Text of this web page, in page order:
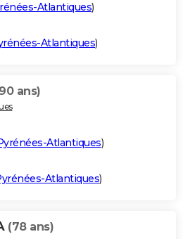
Atlantiques)
Atlantiques)
ans)
Atlantiques)
Atlantiques)
(78 ans)